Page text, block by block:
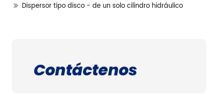
Dispersor tipo disco - de un solo cilindro hidráulico
Contáctenos